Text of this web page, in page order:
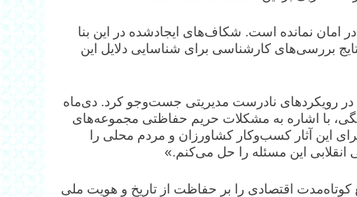
نمانده است. شکاف‌های ایجادشده در این بنا
بررسی‌های کارشناسی برای شناسایی دلایل این
رویکردهای نادرست مدیریتی جست‌وجو کرد. دی‌ماه
با اشاره به مشکلات حریم حفاظتی مجموعه‌های
این آثار کسب‌وکار کشاورزان و مردم محلی را
این مسئله را حل می‌کنم.»
اقتصادی را بر حفاظت از تاریخ و هویت ملی